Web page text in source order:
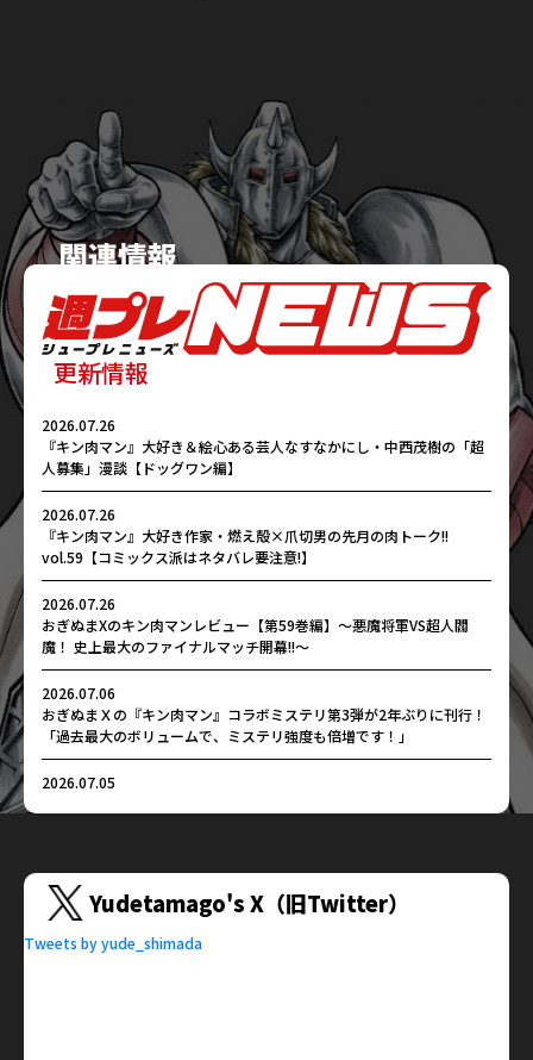
更新情報
2026.07.26
『キン肉マン』大好き＆絵心ある芸人なすなかにし・中西茂樹の「超
人募集」漫談【ドッグワン編】
2026.07.26
『キン肉マン』大好き作家・燃え殻×爪切男の先月の肉トーク!!
vol.59【コミックス派はネタバレ要注意!】
2026.07.26
おぎぬまXのキン肉マンレビュー【第59巻編】～悪魔将軍VS超人閻
魔！ 史上最大のファイナルマッチ開幕!!～
2026.07.06
おぎぬまＸの『キン肉マン』コラボミステリ第3弾が2年ぶりに刊行！
「過去最大のボリュームで、ミステリ強度も倍増です！」
2026.07.05
2026.06.29
【大塚明夫、神谷浩史の豪華キャスト】7月3日発売『キン肉マン』93
巻発売記念キャラクター動画第4弾「アシュラマン編」配信
Yudetamago's X（旧Twitter）
Tweets by yude_shimada